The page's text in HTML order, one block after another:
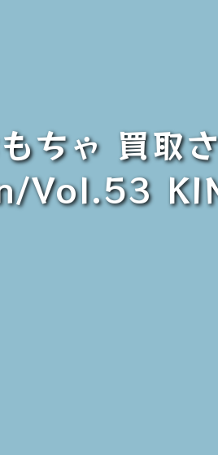
ちゃ 買取
Vol.53